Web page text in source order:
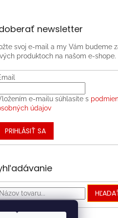
newsletter
svoj e-mail a my Vám budeme
produktoch na našom e-shope.
e-mailu súhlasíte s
údajov
PRIHLÁSIŤ SA